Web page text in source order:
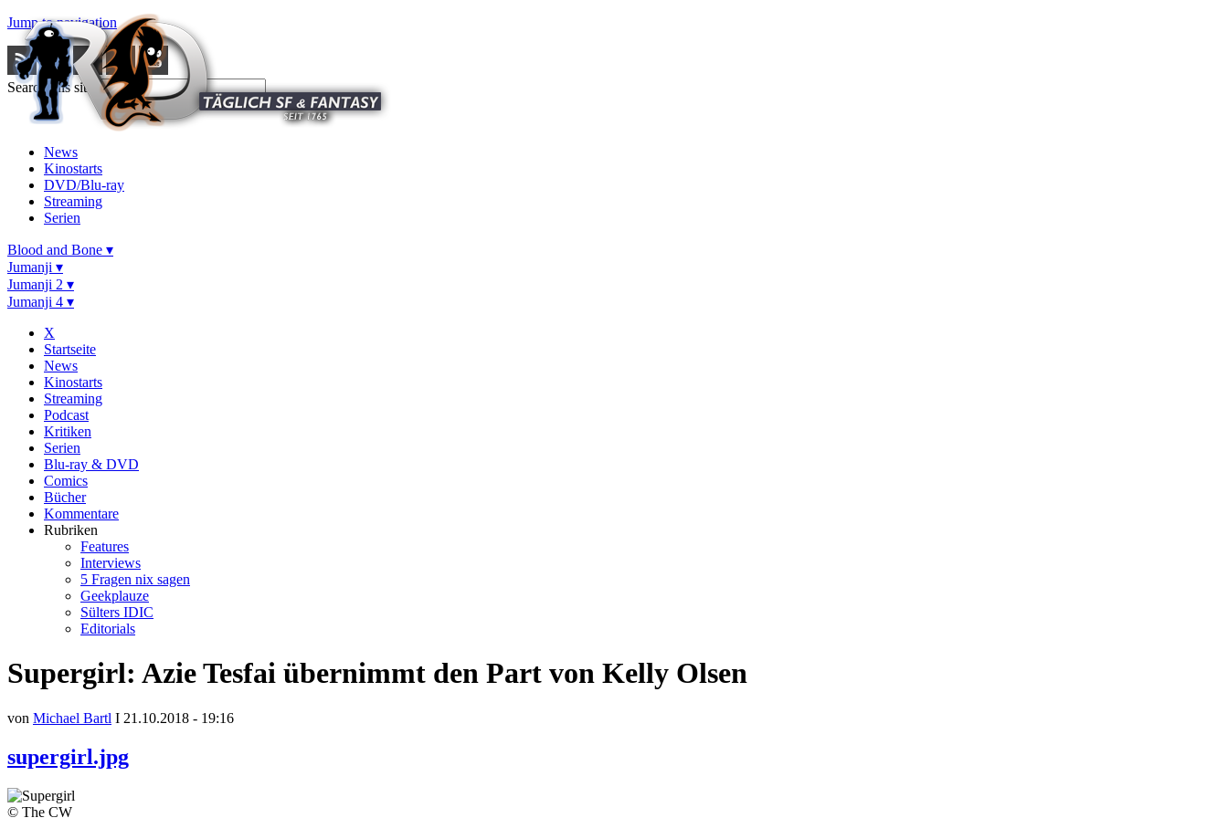
Jump to navigation
Search this site
News
Kinostarts
DVD/Blu-ray
Streaming
Serien
Blood and Bone ▾
Jumanji ▾
Jumanji 2 ▾
Jumanji 4 ▾
X
Startseite
News
Kinostarts
Streaming
Podcast
Kritiken
Serien
Blu-ray & DVD
Comics
Bücher
Kommentare
Rubriken
Features
Interviews
5 Fragen nix sagen
Geekplauze
Sülters IDIC
Editorials
Supergirl: Azie Tesfai übernimmt den Part von Kelly Olsen
von Michael Bartl I 21.10.2018 - 19:16
supergirl.jpg
© The CW